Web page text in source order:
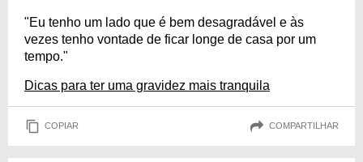
"Eu tenho um lado que é bem desagradável e às
vezes tenho vontade de ficar longe de casa por um
tempo."
Dicas para ter uma gravidez mais tranquila
COPIAR COMPARTILHAR